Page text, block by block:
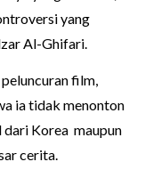
yang
Al-Ghifari.
film,
ia tidak menonton
dari Korea maupun
cerita.